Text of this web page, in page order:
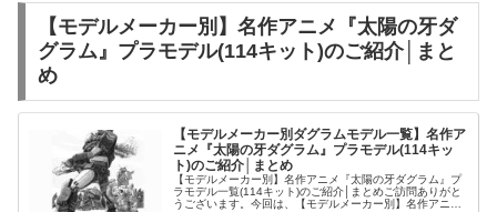
【モデルメーカー別】名作アニメ『太陽の牙ダ
グラム』プラモデル(114キット)のご紹介│まと
め
【モデルメーカー別ダグラムモデル一覧】名作ア
ニメ『太陽の牙ダグラム』プラモデル(114キッ
ト)のご紹介│まとめ
【モデルメーカー別】名作アニメ『太陽の牙ダグラム』プ
ラモデル一覧(114キット)のご紹介│まとめご訪問ありがと
うございます。今回は、【モデルメーカー別】名作アニメ